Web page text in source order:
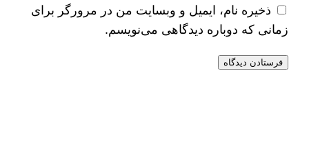
ذخیره نام، ایمیل و وبسایت من در مرورگر برای
زمانی که دوباره دیدگاهی می‌نویسم.